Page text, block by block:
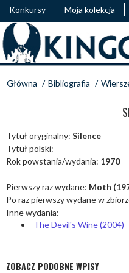
Konkursy Moja kolekcja
Główna / Bibliografia /
Tytuł oryginalny: Silence
Tytuł polski: -
Rok powstania/wydania: 1970
Pierwszy raz wydane: Moth
Po raz pierwszy wydane w
Inne wydania:
The Devil's Wine (2004)
ZOBACZ PODOBNE WPISY